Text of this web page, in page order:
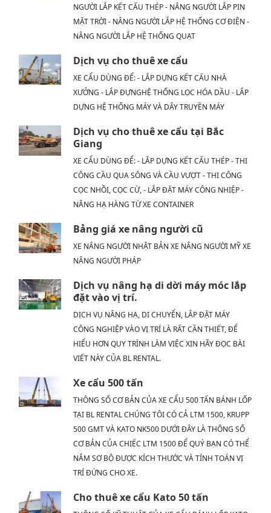
NGƯỜI LẮP KẾT CẤU THÉP - NÂNG NGƯỜI LẮP PIN
MẶT TRỜI - NÂNG NGƯỜI LẮP HỆ THỐNG CƠ ĐIỆN -
NÂNG NGƯỜI LẮP HỆ THỐNG QUẠT
Dịch vụ cho thuê xe cẩu
XE CẨU DÙNG ĐỂ: - LẮP DỰNG KẾT CẤU NHÀ
XƯỞNG - LẮP ĐỰNGHỆ THỐNG LỌC HÓA DẦU - LẮP
DỰNG HỆ THỐNG MÁY VÀ DÂY TRUYỀN MÁY
Dịch vụ cho thuê xe cẩu tại Bắc
Giang
XE CẨU DÙNG ĐỂ: - LẮP DỰNG KẾT CẤU THÉP - THI
CÔNG CẦU QUA SÔNG VÀ CẦU VƯỢT - THI CÔNG
CỌC NHỒI, CỌC CỪ, - LẮP ĐẶT MÁY CÔNG NHIỆP -
NÂNG HẠ HÀNG TỪ XE CONTAINER
Bảng giá xe nâng người cũ
XE NÂNG NGƯỜI NHẬT BẢN XE NÂNG NGƯỜI MỸ XE
NÂNG NGƯỜI PHÁP
Dịch vụ nâng hạ di dời máy móc lắp
đặt vào vị trí.
DỊCH VỤ NÂNG HẠ, DI CHUYỂN, LẮP ĐẶT MÁY
CÔNG NGHIỆP VÀO VỊ TRÍ LÀ RẤT CẦN THIẾT, ĐỂ
HIỂU HƠN QUY TRÌNH LÀM VIỆC XIN HÃY ĐỌC BÀI
VIẾT NÀY CỦA BL RENTAL.
Xe cẩu 500 tấn
THÔNG SỐ CƠ BẢN CỦA XE CẨU 500 TẤN BÁNH LỐP
TẠI BL RENTAL CHÚNG TÔI CÓ CẢ LTM 1500, KRUPP
500 GMT VÀ KATO NK500 DƯỚI ĐÂY LÀ THÔNG SỐ
CƠ BẢN CỦA CHIẾC LTM 1500 ĐỂ QUÝ BẠN CÓ THỂ
NẮM SƠ BỘ ĐƯỢC KÍCH THƯỚC VÀ TÍNH TOÁN VỊ
TRÍ ĐỨNG CHO XE.
Cho thuê xe cẩu Kato 50 tấn